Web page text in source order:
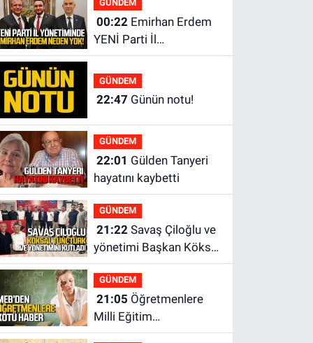
GÜNDEM
00:22Emirhan Erdem
YENİ Parti İl
yönetiminden neden
yok?
GÜNDEM
22:47 Günün notu!
GÜNDEM
22:01
hayatını kaybetti
GÜNDEM
21:22Savaş Çiloğlu ve
yönetimi Başkan Köksal
Tunçtürk’ü kutladı
GÜNDEM
21:05
Milli Eğitim
Bakanlığı'ndan kötü